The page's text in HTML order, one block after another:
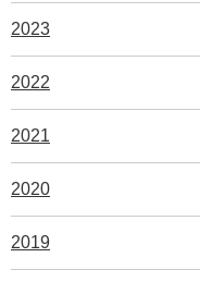
2023
2022
2021
2020
2019